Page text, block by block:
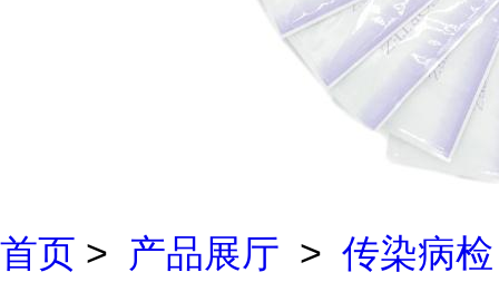
首页 > 产品展厅 > 传染病检